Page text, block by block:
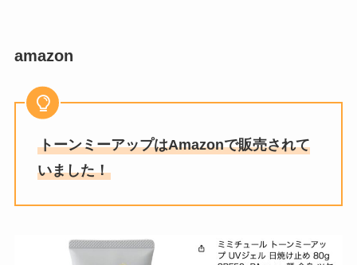
てる？コメリ・セリア・キャンド
amazon
トーンミーアップはAmazonで販売されて
いました！